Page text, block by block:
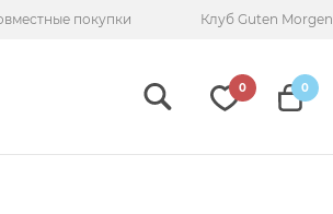
покупки Клуб Guten Morgen
0 0